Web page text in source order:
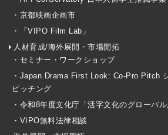
・京都映画企画市
・「VIPO Film Lab」
人材育成/海外展開・市場開拓
・セミナー・ワークショップ
・Japan Drama First Look: Co-Pro Pitch
ピッチング
・令和8年度文化庁「活字文化のグローバル
・VIPO無料法律相談